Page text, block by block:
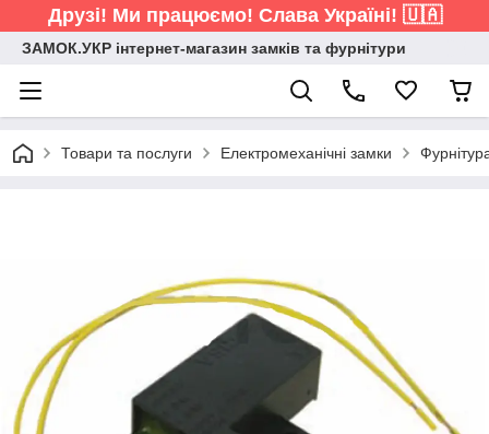
Друзі! Ми працюємо! Слава Україні! 🇺🇦
ЗАМОК.УКР інтернет-магазин замків та фурнітури
Товари та послуги Електромеханічні замки